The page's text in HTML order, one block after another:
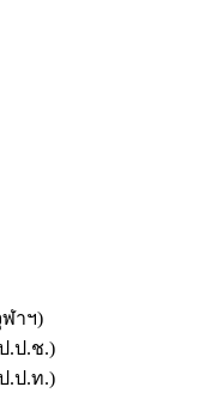
าฯ)
.ป.ช.)
.ป.ท.)